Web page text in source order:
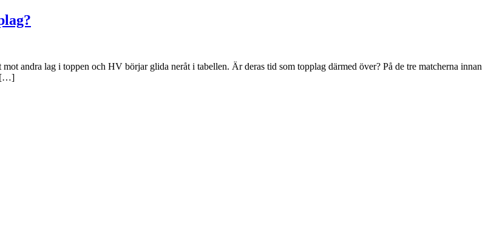
andra lag i toppen och HV börjar glida neråt i tabellen. Är deras tid som topplag därmed över? På de tre matcherna innan
[…]